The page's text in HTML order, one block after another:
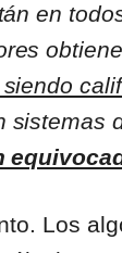
en
sistemas
Los